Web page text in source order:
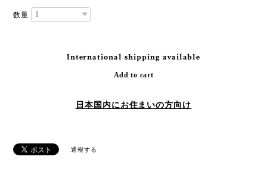
数量
International shipping available
Add to cart
日本国内にお住まいの方向け
通報する